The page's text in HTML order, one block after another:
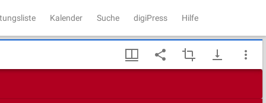
Kalender Suche digiPress Hilfe